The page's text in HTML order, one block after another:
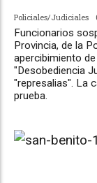
Policiales/Judiciales
Funcionarios
Provincia, de la
apercibimiento
"Desobediencia
"represalias". La
prueba.